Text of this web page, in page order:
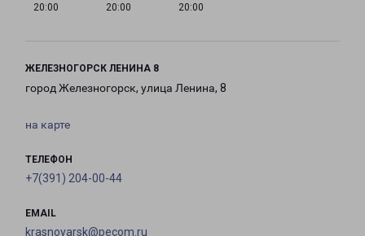
20:00
20:00
20:00
ЖЕЛЕЗНОГОРСК ЛЕНИНА 8
город Железногорск, улица Ленина, 8
на карте
ТЕЛЕФОН
+7(391) 204-00-44
EMAIL
krasnoyarsk@pecom.ru